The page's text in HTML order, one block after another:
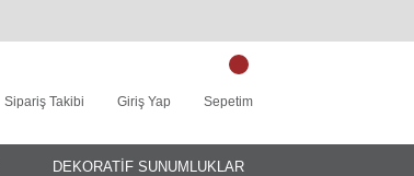
Sipariş Takibi Giriş Yap Sepetim
DEKORATİF SUNUMLUKLAR